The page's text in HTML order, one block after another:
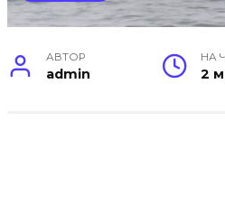
АВТОР
admin
НА
2